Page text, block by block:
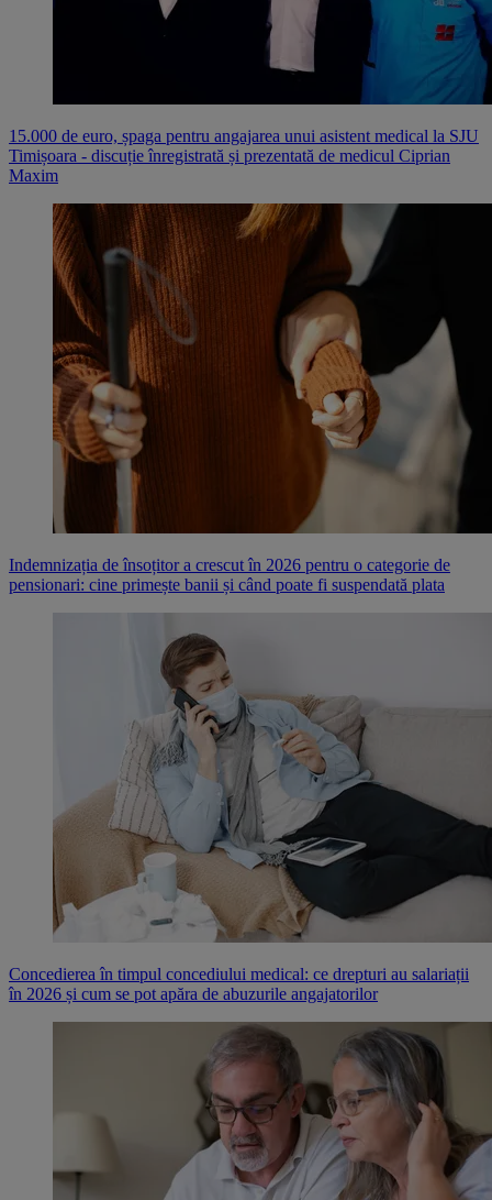
15.000 de euro, șpaga pentru angajarea unui asistent medical la SJU
Timișoara - discuție înregistrată și prezentată de medicul Ciprian
Maxim
Indemnizația de însoțitor a crescut în 2026 pentru o categorie de
pensionari: cine primește banii și când poate fi suspendată plata
Concedierea în timpul concediului medical: ce drepturi au salariații
în 2026 și cum se pot apăra de abuzurile angajatorilor